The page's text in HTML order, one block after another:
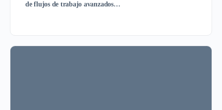
deflujos de trabajo avanzados…